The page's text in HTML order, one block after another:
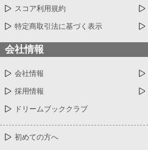
スコア利用規約
特定商取引法に基づく表示
会社情報
会社情報
採用情報
ドリームブッククラブ
初めての方へ